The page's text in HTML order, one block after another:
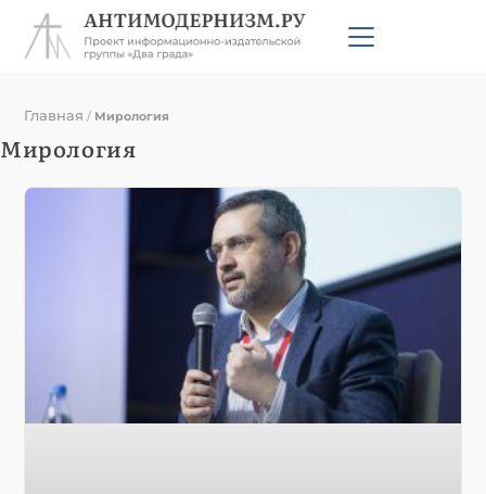
Главная / Мирология
Мирология